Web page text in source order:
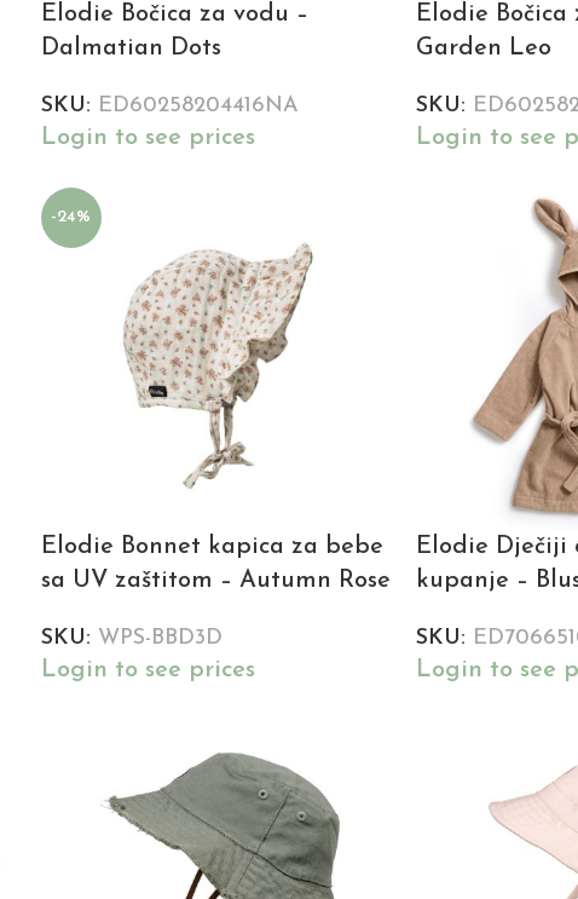
Elodie Bočica za vodu –
Dalmatian Dots
SKU: ED60258204416NA
Login to see prices
Elodie Bočica
Garden Leo
SKU:
Login to see
-24%
Elodie Bonnet kapica za bebe
sa UV zaštitom – Autumn Rose
SKU: WPS-BBD3D
Login to see prices
Elodie Dječiji
kupanje –
SKU:
Login to see